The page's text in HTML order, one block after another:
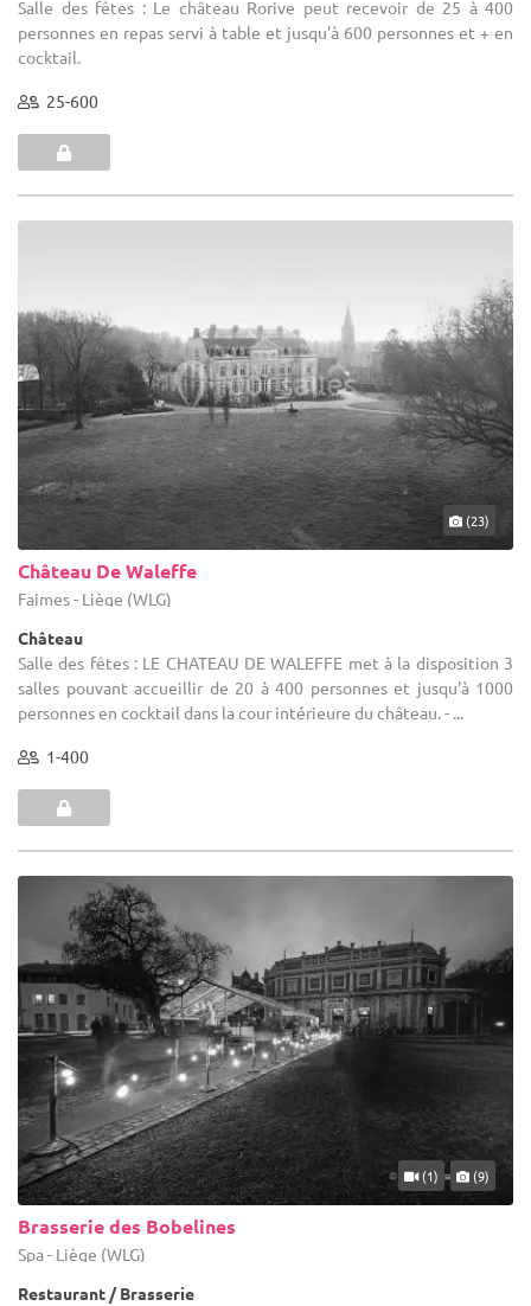
Salle des fêtes : Le château Rorive peut recevoir de 25 à 400
personnes en repas servi à table et jusqu'à 600 personnes et + en
cocktail.
25-600
(23)
Château De Waleffe
Faimes - Liège (WLG)
Château
Salle des fêtes : LE CHATEAU DE WALEFFE met à la disposition 3
salles pouvant accueillir de 20 à 400 personnes et jusqu'à 1000
personnes en cocktail dans la cour intérieure du château. - ...
1-400
(1) (9)
Brasserie des Bobelines
Spa - Liège (WLG)
Restaurant / Brasserie